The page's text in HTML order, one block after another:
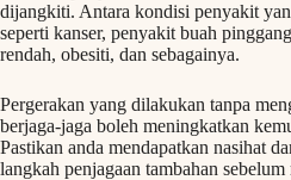
dijangkiti. Antara kondisi penyakit
seperti kanser, penyakit buah
rendah, obesiti, dan sebagainya.
Pergerakan yang dilakukan tanpa
berjaga-jaga boleh meningkatkan
Pastikan anda mendapatkan nasihat
langkah penjagaan tambahan